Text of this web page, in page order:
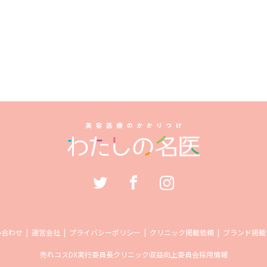
わせ 運営会社 プライバシーポリシー クリニック掲載依頼 ブランド掲
売れコスDX実行委員長クリニック収益向上委員会採用情報